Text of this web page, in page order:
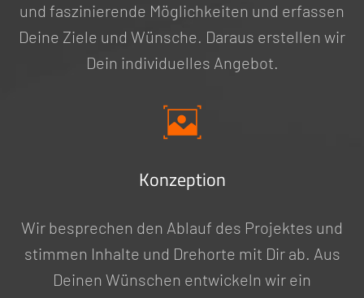
und faszinierende Möglichkeiten und erfassen
Deine Ziele und Wünsche. Daraus erstellen wir
Dein individuelles Angebot.
Konzeption
Wir besprechen den Ablauf des Projektes und
stimmen Inhalte und Drehorte mit Dir ab. Aus
Deinen Wünschen entwickeln wir ein